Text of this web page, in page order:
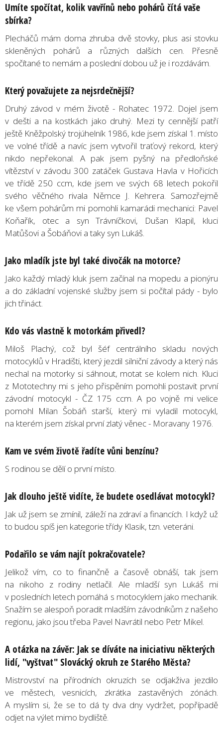
Umíte spočítat, kolik vavřínů nebo pohárů čítá vaše
sbírka?
Plecháčů mám doma zhruba dvě stovky, plus asi stovku
skleněných pohárů a různých dalších cen. Přesně
spočítané to nemám a poslední dobou už je i rozdávám.
Který považujete za nejsrdečnější?
Druhý závod v mém životě - Rohatec 1972. Dojel jsem
v dešti a na kostkách jako druhý. Mezi ty cennější patří
ještě Kněžpolský trojúhelník 1986, kde jsem získal 1. místo
ve volné třídě a navíc jsem vytvořil traťový rekord, který
nikdo nepřekonal. A pak jsem pyšný na předloňské
vítězství v závodu 300 zatáček Gustava Havla v Hořicích
ve třídě 250 ccm, kde jsem ve svých 68 letech pokořil
svého věčného rivala Němce J. Kehrera. Samozřejmě
ke všem pohárům mi pomohli kamarádi mechanici: Pavel
Koňařík, otec a syn Trávníčkovi, Dušan Klapil, kluci
Matůšovi a Šobáňovi a taky syn Lukáš.
Jako mladík jste byl také divočák na motorce?
Jako každý mladý kluk jsem začínal na mopedu a pionýru
a do základní vojenské služby jsem si počítal pády - bylo
jich třináct.
Kdo vás vlastně k motorkám přivedl?
Miloš Plachý, což byl šéf centrálního skladu nových
motocyklů v Hradišti, který jezdil silniční závody a který nás
nechal na motorky si sáhnout, motat se kolem nich. Kluci
z Mototechny mi s jeho přispěním pomohli postavit první
závodní motocykl - ČZ 175 ccm. A po vojně mi velice
pomohl Milan Šobáň starší, který mi vyladil motocykl,
na kterém jsem získal první zlatý věnec - Moravany 1976.
Kam ve svém životě řadíte vůni benzínu?
S rodinou se dělí o první místo.
Jak dlouho ještě vidíte, že budete osedlávat motocykl?
Jak už jsem se zmínil, záleží na zdraví a financích. I když už
to budou spíš jen kategorie třídy Klasik, tzn. veteráni.
Podařilo se vám najít pokračovatele?
Jelikož vím, co to finančně a časově obnáší, tak jsem
na nikoho z rodiny netlačil. Ale mladší syn Lukáš mi
v posledních letech pomáhá s motocyklem jako mechanik.
Snažím se alespoň poradit mladším závodníkům z našeho
regionu, jako jsou třeba Pavel Navrátil nebo Petr Mikel.
A otázka na závěr: Jak se díváte na iniciativu některých
lidí, "vyštvat" Slovácký okruh ze Starého Města?
Mistrovství na přírodních okruzích se odjakživa jezdilo
ve městech, vesnicích, zkrátka zastavěných zónách.
A myslím si, že se to dá ty dva dny vydržet, popřípadě
odjet na výlet mimo bydliště.